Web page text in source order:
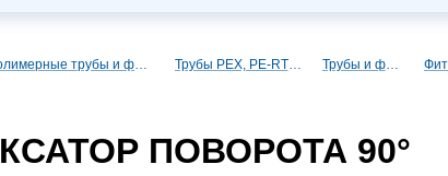
Полимерные трубы и фитинги для водоснабжения Трубы PEX, PE-RT для водоснабжения Трубы и фитинги REHAU
ПОВОРОТА 90°